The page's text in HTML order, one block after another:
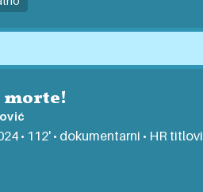
morte!
• 112' • dokumentarni • HR titlovi